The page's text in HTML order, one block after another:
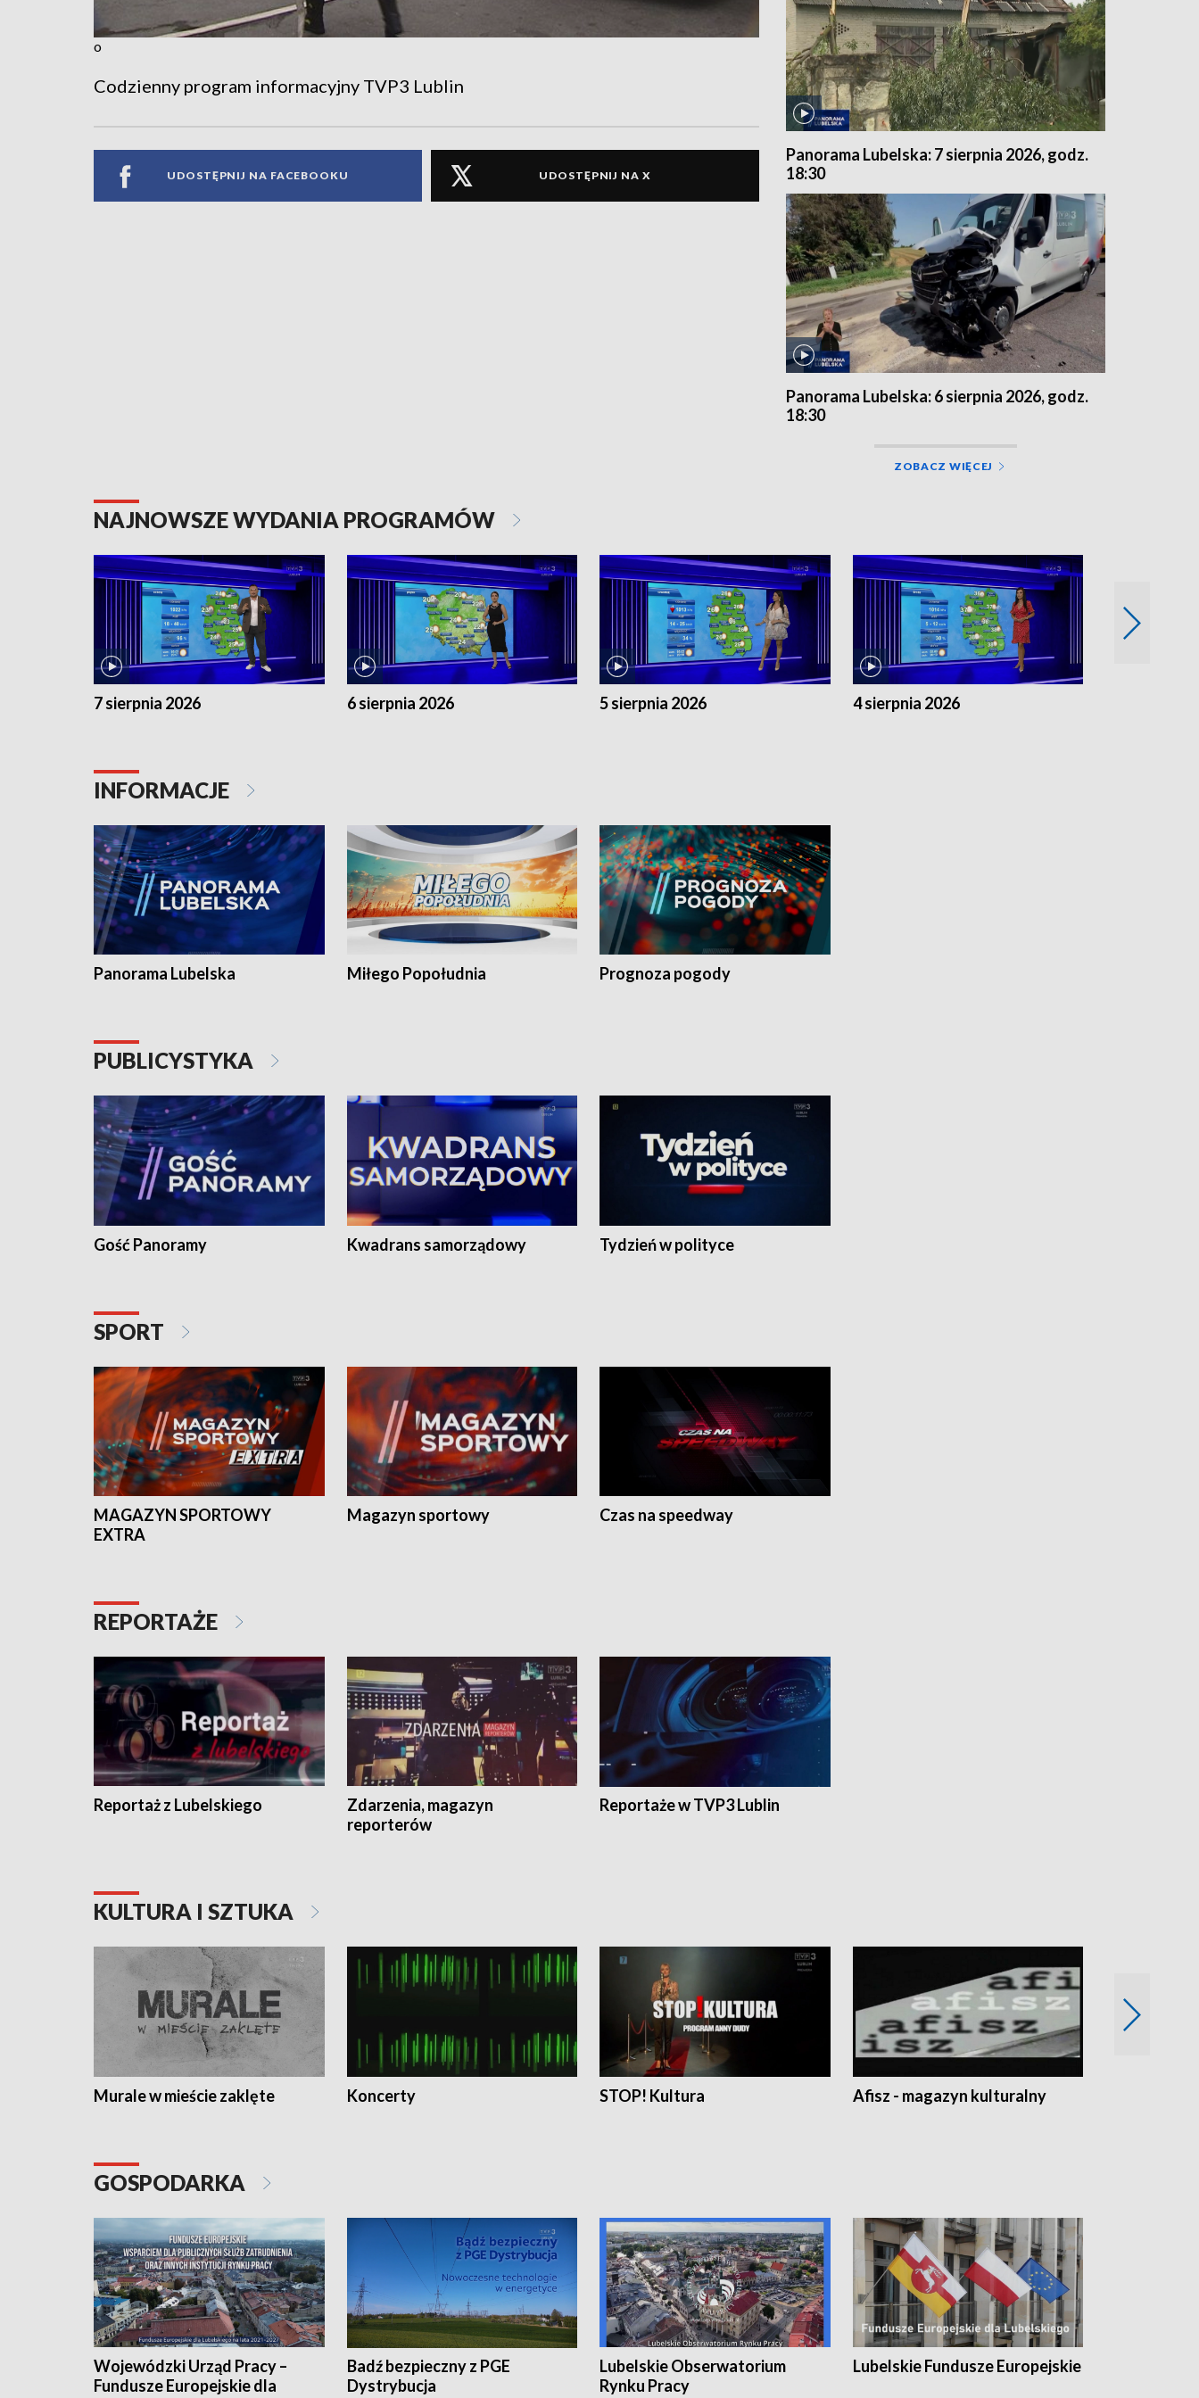
o
Codzienny program informacyjny TVP3 Lublin
UDOSTĘPNIJ NA FACEBOOKU UDOSTĘPNIJ NA X
Panorama Lubelska: 7 sierpnia 2026, godz.
18:30
Panorama Lubelska: 6 sierpnia 2026, godz.
18:30
ZOBACZ WIĘCEJ
NAJNOWSZE WYDANIA PROGRAMÓW
7 sierpnia 2026 6 sierpnia 2026 5 sierpnia 2026 4 sierpnia 2026
INFORMACJE
Panorama Lubelska Miłego Popołudnia Prognoza pogody
PUBLICYSTYKA
Gość Panoramy Kwadrans samorządowy Tydzień w polityce
SPORT
MAGAZYN SPORTOWY
EXTRA
Magazyn sportowy Czas na speedway
REPORTAŻE
Reportaż z Lubelskiego
Zdarzenia, magazyn
reporterów
Reportaże w TVP3 Lublin
KULTURA I SZTUKA
Murale w mieście zaklęte Koncerty STOP! Kultura Afisz - magazyn kulturalny
GOSPODARKA
Wojewódzki Urząd Pracy –
Fundusze Europejskie dla
Badź bezpieczny z PGE
Dystrybucja
Lubelskie Obserwatorium
Rynku Pracy
Lubelskie Fundusze Europejskie